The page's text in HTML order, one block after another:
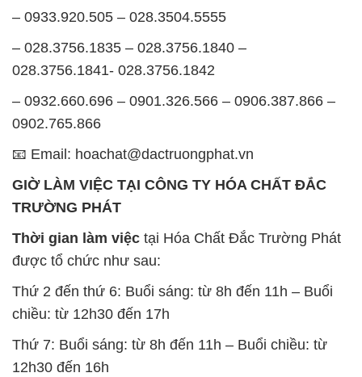
– 0933.920.505 – 028.3504.5555
– 028.3756.1835 – 028.3756.1840 –
028.3756.1841- 028.3756.1842
– 0932.660.696 – 0901.326.566 – 0906.387.866 –
0902.765.866
📧 Email: hoachat@dactruongphat.vn
GIỜ LÀM VIỆC TẠI CÔNG TY HÓA CHẤT ĐẮC
TRƯỜNG PHÁT
Thời gian làm việc tại Hóa Chất Đắc Trường Phát
được tổ chức như sau:
Thứ 2 đến thứ 6: Buổi sáng: từ 8h đến 11h – Buổi
chiều: từ 12h30 đến 17h
Thứ 7: Buổi sáng: từ 8h đến 11h – Buổi chiều: từ
12h30 đến 16h